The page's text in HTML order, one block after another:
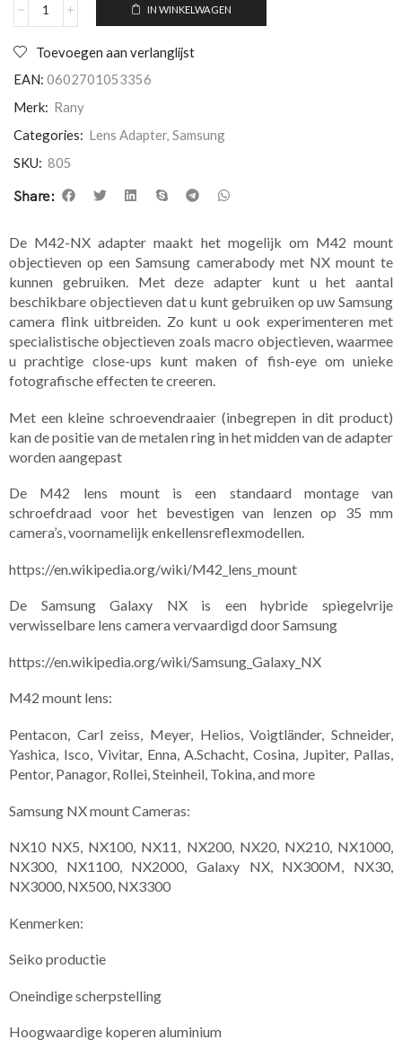
IN WINKELWAGEN
Toevoegen aan verlanglijst
EAN: 0602701053356
Merk: Rany
Categories: Lens Adapter, Samsung
SKU: 805
Share:
De M42-NX adapter maakt het mogelijk om M42 mount
objectieven op een Samsung camerabody met NX mount te
kunnen gebruiken. Met deze adapter kunt u het aantal
beschikbare objectieven dat u kunt gebruiken op uw Samsung
camera flink uitbreiden. Zo kunt u ook experimenteren met
specialistische objectieven zoals macro objectieven, waarmee
u prachtige close-ups kunt maken of fish-eye om unieke
fotografische effecten te creeren.
Met een kleine schroevendraaier (inbegrepen in dit product)
kan de positie van de metalen ring in het midden van de adapter
worden aangepast
De M42 lens mount is een standaard montage van
schroefdraad voor het bevestigen van lenzen op 35 mm
camera’s, voornamelijk enkellensreflexmodellen.
https://en.wikipedia.org/wiki/M42_lens_mount
De Samsung Galaxy NX is een hybride spiegelvrije
verwisselbare lens camera vervaardigd door Samsung​
https://en.wikipedia.org/wiki/Samsung_Galaxy_NX
M42 mount lens:
Pentacon, Carl zeiss, Meyer, Helios, Voigtländer, Schneider,
Yashica, Isco, Vivitar, Enna, A.Schacht, Cosina, Jupiter, Pallas,
Pentor, Panagor, Rollei, Steinheil, Tokina, and more
Samsung NX mount Cameras:
NX10 NX5, NX100, NX11, NX200, NX20, NX210, NX1000,
NX300, NX1100, NX2000, Galaxy NX, NX300M, NX30,
NX3000, NX500, NX3300
Kenmerken:
Seiko productie
Oneindige scherpstelling
Hoogwaardige koperen aluminium